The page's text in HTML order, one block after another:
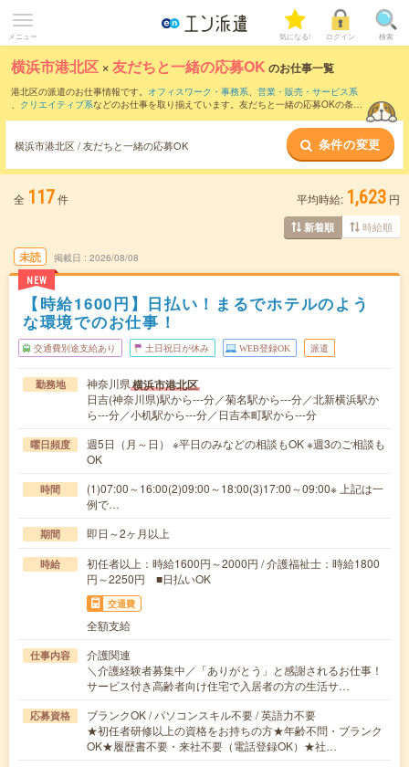
メニュー 気になる! ログイン 検索
横浜市港北区 ×友だちと一緒の応募OK のお仕事一覧
港北区の派遣のお仕事情報です。 オフィスワーク・事務系、 営業・販売・サービス系
、 クリエイティブ系などのお仕事を取り揃えています。友だちと一緒の応募OKの条件
横浜市港北区 / 友だちと一緒の応募OK 条件の変更
全 117件 平均時給: 1,623 円
新着順 時給順
未読
NEW
掲載日 2026/08/08
【時給1600円】日払い！まるでホテルのよう
な環境でのお仕事！
交通費別途支給あり 土日祝日が休み WEB登録OK 派遣
勤務地 神奈川県横浜市港北区
日吉(神奈川県)駅から---分／菊名駅から---分／北新横浜駅か
ら---分／小机駅から---分／日吉本町駅から---分
曜日頻度
週5日（月～日） ※平日のみなどの相談もOK ※週3のご相談も
OK
時間
(1)07:00～16:00(2)09:00～18:00(3)17:00～09:00※ 上記は一
例で…
期間 即日～2ヶ月以上
時給
初任者以上：時給1600円～2000円 / 介護福祉士：時給1800
円～2250円 ■日払いOK
交通費
全額支給
仕事内容
介護関連
＼介護経験者募集中／「ありがとう」と感謝されるお仕事！
サービス付き高齢者向け住宅で入居者の方の生活サ…
応募資格
ブランクOK / パソコンスキル不要 / 英語力不要
★初任者研修以上の資格をお持ちの方★年齢不問・ブランク
OK★履歴書不要・来社不要（電話登録OK）★社…